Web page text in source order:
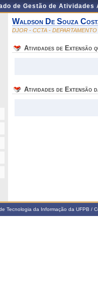
de Gestão de Atividades
Waldson De Souza
DJOR - CCTA -
Atividades de Extensão
Atividades de Extensão
Tecnologia da Informação da UFPB /